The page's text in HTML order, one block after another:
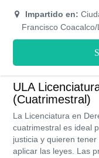
Impartido en:
Francisco
ULA
(Cuatrimestral)
La Licenciatura en
cuatrimestral es ideal
justicia y quieren
aplicar las leyes. Las